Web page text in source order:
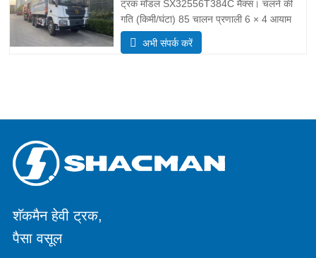
ट्रक मॉडल SX32556T384C मैक्स। चलने की
गति (किमी/घंटा) 85 चालन प्रणाली 6 × 4 आयाम
(एल * डब्ल्यू * एच) (मिमी) कुल मिलाकर
8385*2490*3450 डंप बॉडी 5600*2300*1500
अभी संपर्क करें
शॅकमैन हेवी ट्रक,
पैसा वसूल